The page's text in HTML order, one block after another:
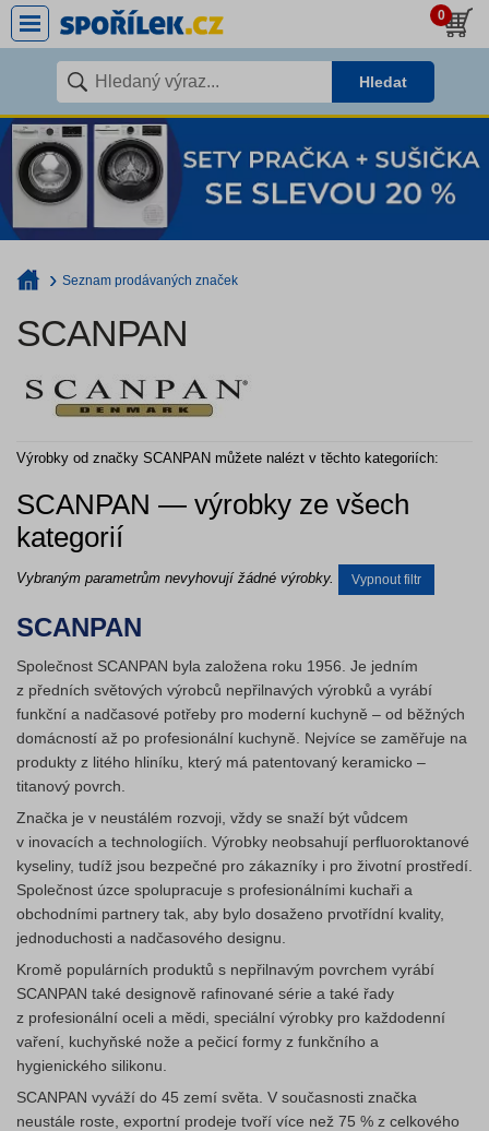
0
Hledat
Seznam prodávaných značek
SCANPAN
Výrobky od značky SCANPAN můžete nalézt v těchto kategoriích:
SCANPAN — výrobky ze všech
kategorií
Vybraným parametrům nevyhovují žádné výrobky. Vypnout filtr
SCANPAN
Společnost SCANPAN byla založena roku 1956. Je jedním
z předních světových výrobců nepřilnavých výrobků a vyrábí
funkční a nadčasové potřeby pro moderní kuchyně – od běžných
domácností až po profesionální kuchyně. Nejvíce se zaměřuje na
produkty z litého hliníku, který má patentovaný keramicko –
titanový povrch.
Značka je v neustálém rozvoji, vždy se snaží být vůdcem
v inovacích a technologiích. Výrobky neobsahují perfluoroktanové
kyseliny, tudíž jsou bezpečné pro zákazníky i pro životní prostředí.
Společnost úzce spolupracuje s profesionálními kuchaři a
obchodními partnery tak, aby bylo dosaženo prvotřídní kvality,
jednoduchosti a nadčasového designu.
Kromě populárních produktů s nepřilnavým povrchem vyrábí
SCANPAN také designově rafinované série a také řady
z profesionální oceli a mědi, speciální výrobky pro každodenní
vaření, kuchyňské nože a pečicí formy z funkčního a
hygienického silikonu.
SCANPAN vyváží do 45 zemí světa. V současnosti značka
neustále roste, exportní prodeje tvoří více než 75 % z celkového